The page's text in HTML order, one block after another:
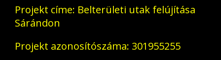
Projekt címe: Belterületi utak felújítása
Sárándon
Projekt azonosítószáma: 301955255